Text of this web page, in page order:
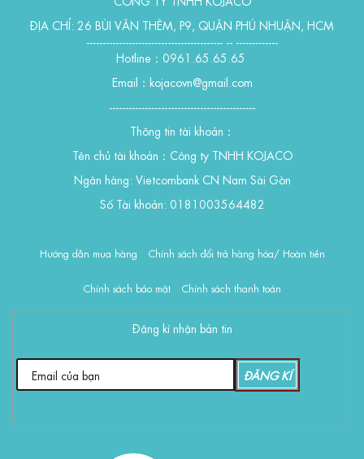
ĐỊA CHỈ: 26 BÙI VĂN THÊM, P9, QUẬN PHÚ NHUẬN, HCM
------------------------------------------ -- -------------
Hotline：0961.65.65.65
Email：kojacovn@gmail.com
---------------------------------------------
Thông tin tài khoản：
Tên chủ tài khoản：Công ty TNHH KOJACO
Ngân hàng: Vietcombank CN Nam Sài Gòn
Số Tài khoản: 0181003564482
Hướng dẫn mua hàng Chính sách đổi trả hàng hóa/ Hoàn tiền
Chính sách bảo mật Chính sách thanh toán
Đăng kí nhận bản tin